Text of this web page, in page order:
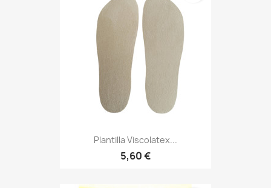
Plantilla Viscolatex...
5,60 €